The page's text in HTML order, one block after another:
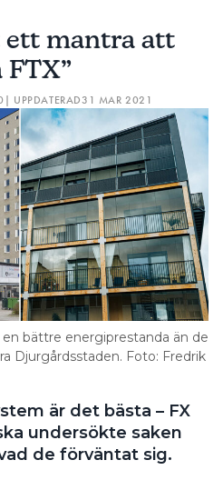
ett mantra att
| UPPDATERAD31 MAR 2021
en bättre energiprestanda än de
Djurgårdsstaden. Foto: Fredrik
är det bästa – FX
undersökte saken
de förväntat sig.